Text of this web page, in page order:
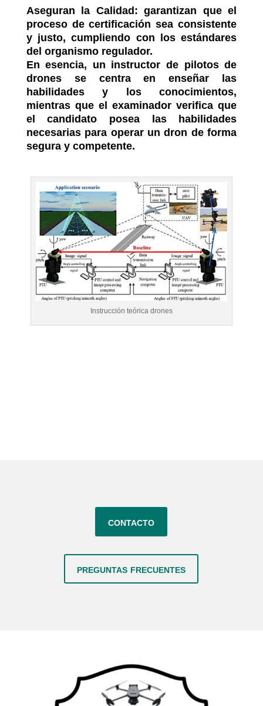
Aseguran la Calidad: garantizan que el
proceso de certificación sea consistente
y justo, cumpliendo con los estándares
del organismo regulador.
En esencia, un instructor de pilotos de
drones se centra en enseñar las
habilidades y los conocimientos,
mientras que el examinador verifica que
el candidato posea las habilidades
necesarias para operar un dron de forma
segura y competente.
Instrucción teórica drones
contacto
preguntas frecuentes